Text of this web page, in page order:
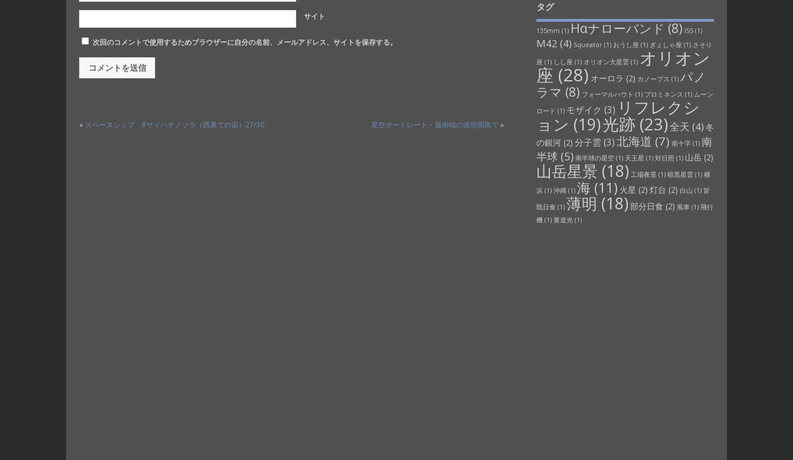
サイト
次回のコメントで使用するためブラウザーに自分の名前、メールアドレス、サイトを保存する。
« スペースシップ #サイハテノソラ（西果ての宙）27/30 星空ポートレート・最南端の波照間島で»
タグ
135mm (1) Hαナローバンド (8) ISS(1)
M42 (4) Squeator(1) おうし座 (1) ぎょしゃ座 (1) さそり
座 (1) しし座 (1) オリオン大星雲(1) オリオン
座 (28) オーロラ (2) カノープス (1) パノ
ラマ (8) フォーマルハウト (1) プロミネンス (1) ムーン
ロード (1) モザイク (3) リフレクシ
ョン (19)光跡 (23)全天 (4) 冬
の銀河(2) 分子雲 (3)北海道 (7) 南十字(1) 南
半球 (5) 南半球の星空(1) 天王星 (1) 対日照 (1) 山岳(2)
山岳星景 (18) 工場夜景(1) 暗黒星雲(1) 横
浜(1) 沖縄(1) 海 (11) 火星 (2) 灯台 (2) 白山 (1) 皆
既日食 (1) 薄明 (18)部分日食 (2) 風車(1) 飛行
機(1) 黄道光(1)